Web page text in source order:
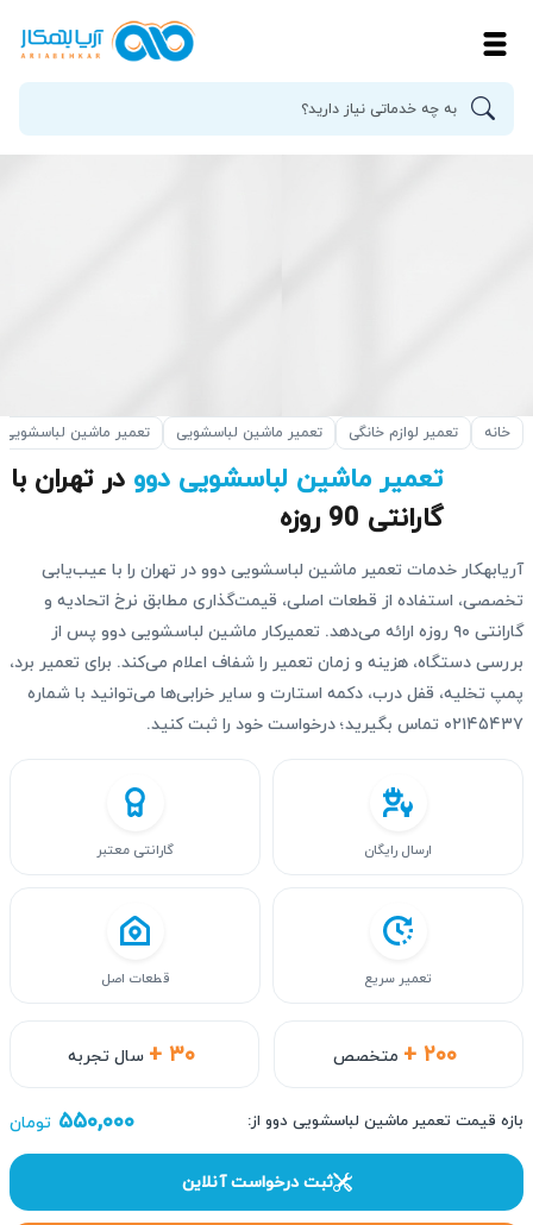
خانه تعمیر لوازم خانگی تعمیر ماشین لباسشویی تعمیر ماشین لباسشویی
تعمیر ماشین لباسشویی دوو در تهران با
گارانتی 90 روزه
آریابهکار خدمات تعمیر ماشین لباسشویی دوو در تهران را با عیب‌یابی
تخصصی، استفاده از قطعات اصلی، قیمت‌گذاری مطابق نرخ اتحادیه و
گارانتی ۹۰ روزه ارائه می‌دهد. تعمیرکار ماشین لباسشویی دوو پس از
بررسی دستگاه، هزینه و زمان تعمیر را شفاف اعلام می‌کند. برای تعمیر برد،
پمپ تخلیه، قفل درب، دکمه استارت و سایر خرابی‌ها می‌توانید با شماره
۰۲۱۴۵۴۳۷ تماس بگیرید؛ درخواست خود را ثبت کنید.
+ ۲۰۰ متخصص + ۳۰ سال تجربه
ارسال رایگان گارانتی معتبر
تعمیر سریع قطعات اصل
بازه قیمت تعمیر ماشین لباسشویی دوو از: ۵۵۰,۰۰۰ تومان
ثبت درخواست آنلاین